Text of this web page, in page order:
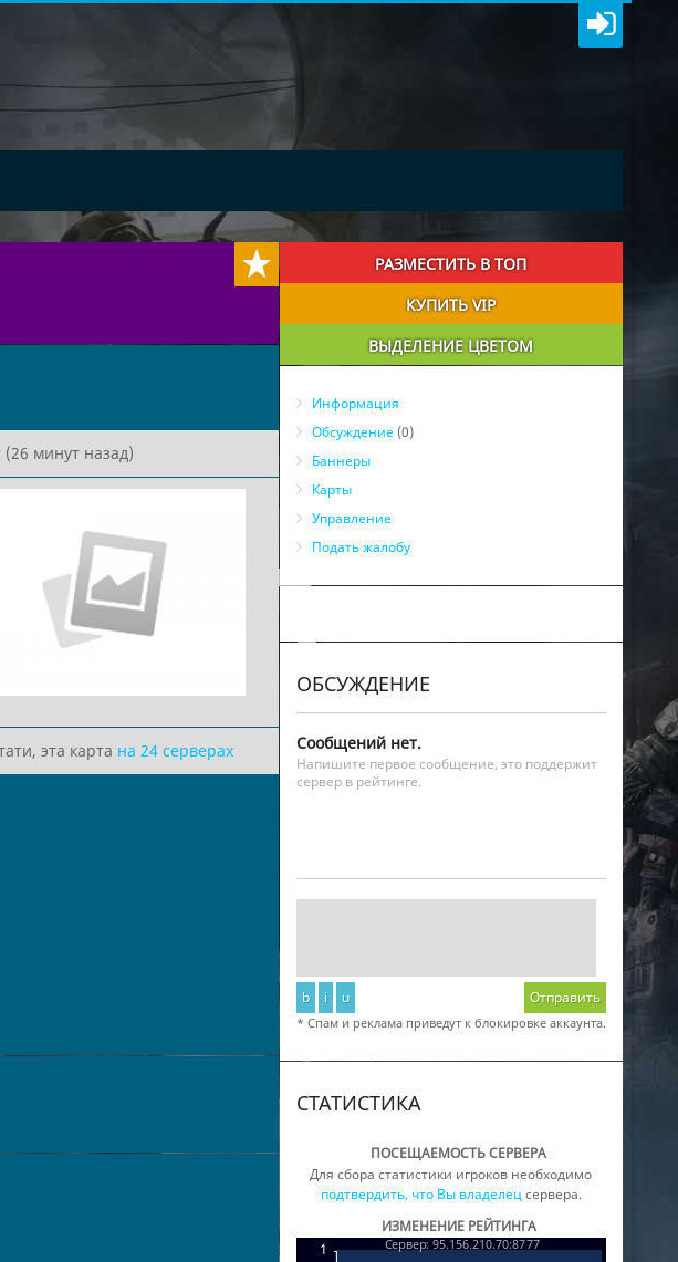
(26 минут назад)
эта карта на 24 серверах
РАЗМЕСТИТЬ В ТОП
КУПИТЬ VIP
ВЫДЕЛЕНИЕ ЦВЕТОМ
Информация
Обсуждение(0)
Баннеры
Карты
Управление
Подать жалобу
ОБСУЖДЕНИЕ
Сообщений нет.
Напишите первое сообщение, это поддержит
сервер в рейтинге.
b i u Отправить
* Спам и реклама приведут к блокировке аккаунта.
СТАТИСТИКА
ПОСЕЩАЕМОСТЬ СЕРВЕРА
Для сбора статистики игроков необходимо
подтвердить, что Вы владелецсервера.
ИЗМЕНЕНИЕ РЕЙТИНГА